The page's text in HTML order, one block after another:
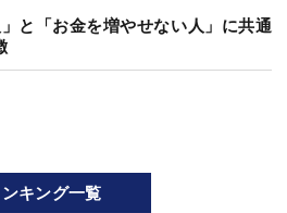
と「お金を増やせない人」に共通
キング一覧